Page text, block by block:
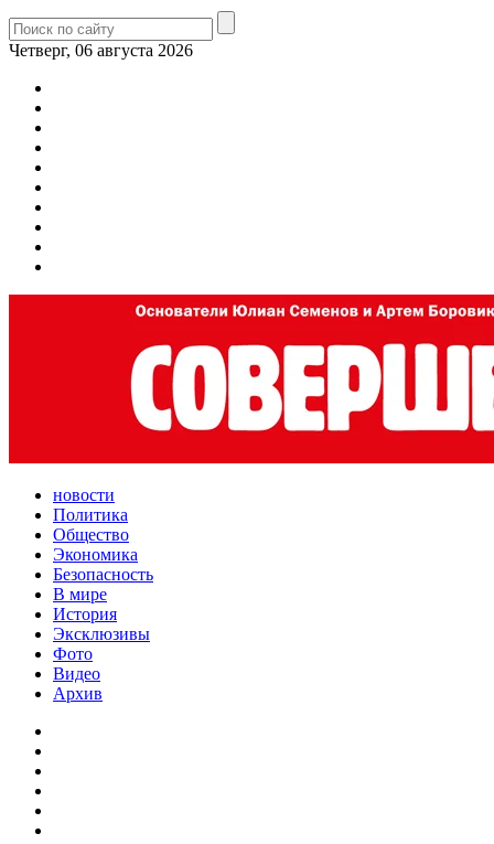
Четверг, 06 августа 2026
новости
Политика
Общество
Экономика
Безопасность
В мире
История
Эксклюзивы
Фото
Видео
Архив